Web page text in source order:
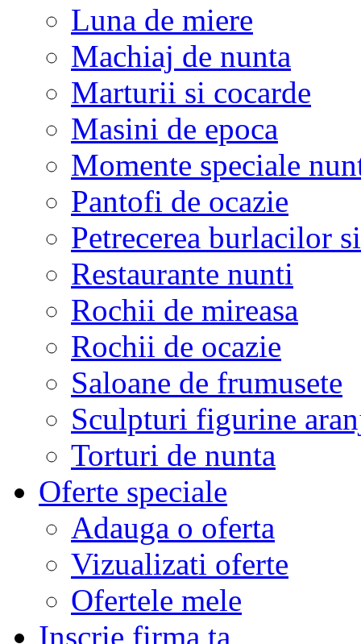
Luna de miere
Machiaj de nunta
Marturii si cocarde
Masini de epoca
Momente speciale
Pantofi de ocazie
Petrecerea burlacilor
Restaurante nunti
Rochii de mireasa
Rochii de ocazie
Saloane de frumusete
Sculpturi figurine
Torturi de nunta
Oferte speciale
Adauga o oferta
Vizualizati oferte
Ofertele mele
Inscrie firma ta